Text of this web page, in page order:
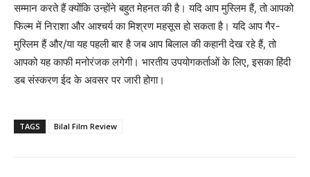
सम्मान करते हैं क्योंकि उन्होंने बहुत मेहनत की है। यदि आप मुस्लिम हैं, तो आपको
फिल्म में निराशा और आश्चर्य का मिश्रण महसूस हो सकता है। यदि आप गैर-
मुस्लिम हैं और/या यह पहली बार है जब आप बिलाल की कहानी देख रहे हैं, तो
आपको यह काफी मनोरंजक लगेगी। भारतीय उपयोगकर्ताओं के लिए, इसका हिंदी
डब संस्करण ईद के अवसर पर जारी होगा।
TAGS Bilal Film Review